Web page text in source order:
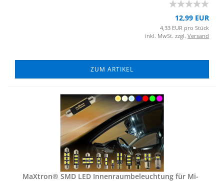
12,99 EUR
4,33 EUR pro Stück
inkl. MwSt. zzgl. Versand
ZUM ARTIKEL
MaX­tron® SMD LED In­nen­raum­be­leuch­tung für Mi­